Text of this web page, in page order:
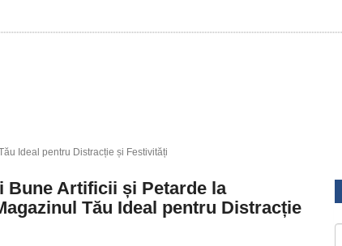
Ideal pentru Distracție și Festivități
Bune Artificii și Petarde la
Tău Ideal pentru Distracție